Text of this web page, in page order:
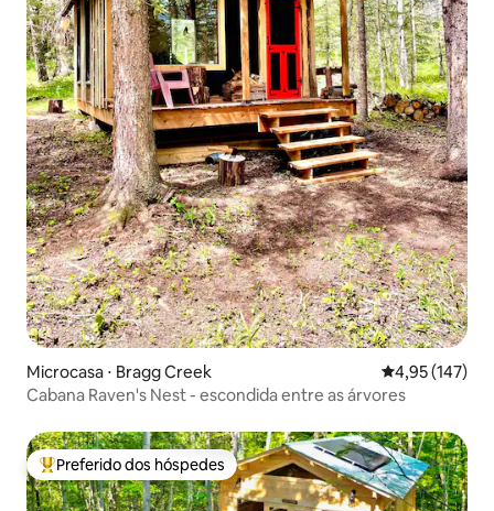
Microcasa ⋅ Bragg Creek 4,95 de uma
4,95 (147)
Cabana Raven's Nest - escondida entre as árvores
Entre os melhores preferidos dos hóspedes
Preferido dos hóspedes